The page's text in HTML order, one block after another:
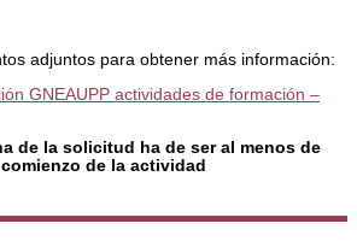
adjuntos para obtener más información:
GNEAUPP actividades de formación –
de la solicitud ha de ser al menos de
de la actividad